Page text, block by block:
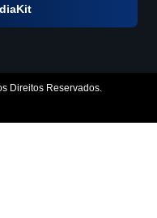
Direitos Reservados.